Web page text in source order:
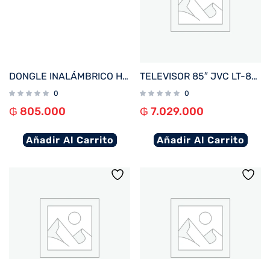
DONGLE INALÁMBRICO HDMI QCAST MIRROR QP30
0
₲ 805.000
Añadir Al Carrito
TELEVISOR 85″ JVC LT-85NQ7165U 4K UHD/QLED/ OPT/DIG/BLUETOOTH/3HDMI/2USB/RED/WHALE BORDE I
0
₲ 7.029.000
Añadir Al Carrito